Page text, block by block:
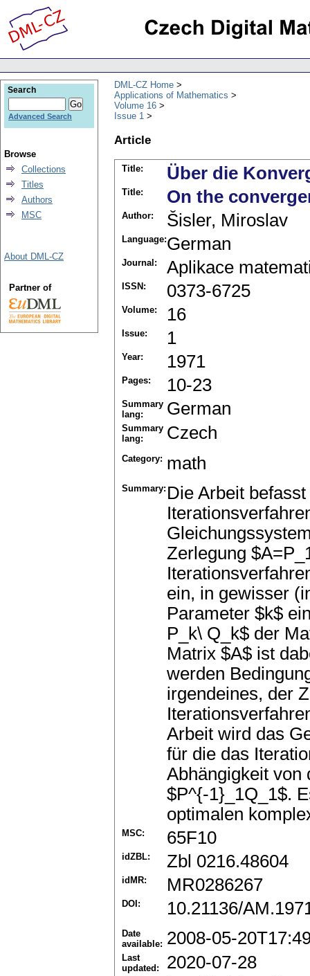
DML-CZ Home
Applications of Mathematics
Volume 16
Issue 1
Article
Title: Über die
Title: On the
Author: Šisler, Miroslav
Language:German
Journal: Aplikace
ISSN: 0373-6725
Volume: 16
Issue: 1
Year: 1971
Pages: 10-23
Summary
lang:
German
Summary
lang:
Czech
Category: math
Summary: Die Arbeit
Zerlegung
ein, in gewisser
Parameter $k$
P_k\ Q_k$ der
Matrix $A$ ist
werden
irgendeines, der
Arbeit wird das
für die das
Abhängigkeit von
$P^{-1}_1Q_1$.
optimalen
MSC: 65F10
idZBL: Zbl 0216.48604
idMR: MR0286267
DOI: 10.21136/
Date
available: 2008-05-
Last
updated:
2020-07-28
Search
Advanced Search
Browse
Collections
Titles
Authors
MSC
About DML-CZ
Partner of